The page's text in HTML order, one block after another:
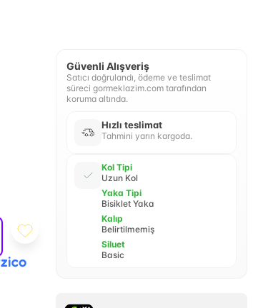
Güvenli Alışveriş
Satıcı doğrulandı, ödeme ve teslimat
süreci gormeklazim.com tarafından
koruma altında.
Hızlı teslimat
Tahmini yarın kargoda.
Kol Tipi
Uzun Kol
Yaka Tipi
Bisiklet Yaka
Kalıp
Belirtilmemiş
Siluet
Basic